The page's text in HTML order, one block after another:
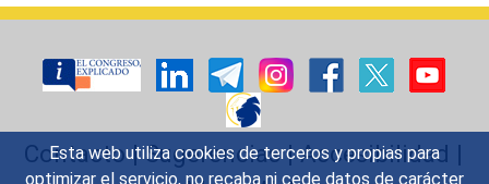
Esta web utiliza cookies de terceros y propias para
optimizar el servicio, no recaba ni cede datos de carácter
Contacto|Sugerencias|Accesibilidad |